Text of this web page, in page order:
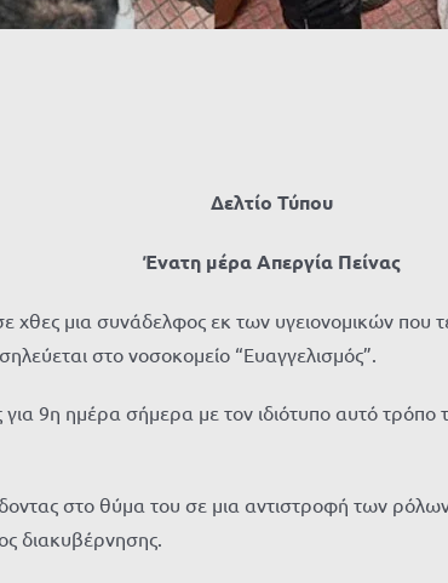
Δελτίο Τύπου
Ένατη μέρα Απεργία Πείνας
χθες μια συνάδελφος εκ των υγειονομικών
στο νοσοκομείο “Ευαγγελισμός”.
9η ημέρα σήμερα με τον ιδιότυπο αυτό
στο θύμα του σε μια αντιστροφή των ρόλων,
διακυβέρνησης.